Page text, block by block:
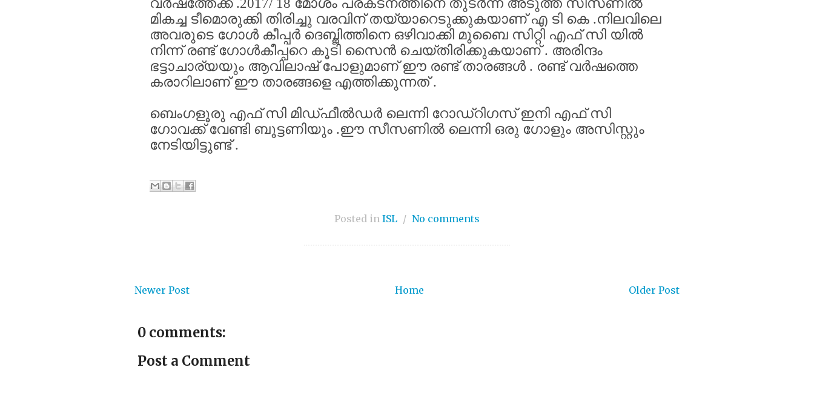
വർഷത്തേക്ക്.2017/ 18 മോശം പ്രകടനത്തിനെ തുടർന്ന് അടുത്ത സീസണിൽ
മികച്ച ടീമൊരുക്കി തിരിച്ചു വരവിന് തയ്യാറെടുക്കുകയാണ് എ ടി കെ .നിലവിലെ
അവരുടെ ഗോൾ കീപ്പർ ദെബ്ജിത്തിനെ ഒഴിവാക്കി മുബൈ സിറ്റി എഫ് സി യിൽ
നിന്ന് രണ്ട് ഗോൾകീപ്പറെ കൂടി സൈൻ ചെയ്തിരിക്കുകയാണ്. അരിന്ദം
ഭട്ടാചാര്യയും ആവിലാഷ് പോളുമാണ് ഈ രണ്ട് താരങ്ങൾ . രണ്ട്‌ വർഷത്തെ
കരാറിലാണ് ഈ താരങ്ങളെ എത്തിക്കുന്നത്.
ബെംഗളൂരു എഫ് സി മിഡ്‌ഫീൽഡർ ലെന്നി റോഡ്‌റിഗസ് ഇനി എഫ് സി
ഗോവക്ക് വേണ്ടി ബൂട്ടണിയും .ഈ സീസണിൽ ലെന്നി ഒരു ഗോളും അസിസ്റ്റും
നേടിയിട്ടുണ്ട്.
Posted in ISL / No comments
Newer Post Older Post
Home
0 comments:
Post a Comment